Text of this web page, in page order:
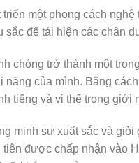
triển một phong cách
sắc để tái hiện các chân
chóng trở thành một
năng của mình. Bằng
tiếng và vị thế trong giới
minh sự xuất sắc và
được chấp nhận vào